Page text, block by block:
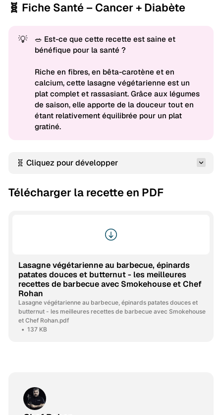
🧬 Fiche Santé – Cancer + Diabète
💡
🥗 Est-ce que cette recette est saine et
bénéfique pour la santé ?
Riche en fibres, en bêta-carotène et en
calcium, cette lasagne végétarienne est un
plat complet et rassasiant. Grâce aux légumes
de saison, elle apporte de la douceur tout en
étant relativement équilibrée pour un plat
gratiné.
🧬 Cliquez pour développer
Télécharger la recette en PDF
Lasagne végétarienne au barbecue, épinards
patates douces et butternut - les meilleures
recettes de barbecue avec Smokehouse et Chef
Rohan
Lasagne végétarienne au barbecue, épinards patates douces et
butternut - les meilleures recettes de barbecue avec Smokehouse
et Chef Rohan.pdf
137 KB